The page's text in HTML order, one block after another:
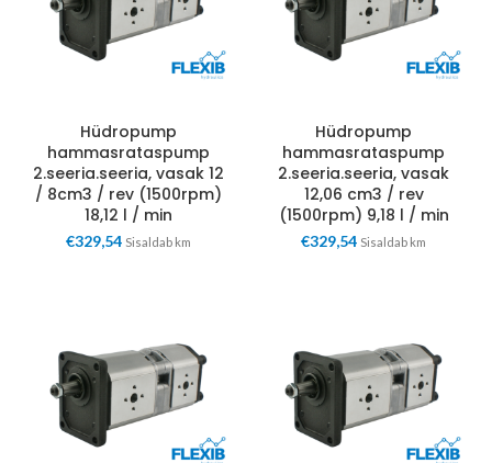
Hüdropump
hammasrataspump
2.seeria.seeria, vasak 12
/ 8cm3 / rev (1500rpm)
18,12 l / min
€329,54 Sisaldab km
Hüdropump
hammasrataspump
2.seeria.seeria, vasak
12,06 cm3 / rev
(1500rpm) 9,18 l / min
€329,54 Sisaldab km